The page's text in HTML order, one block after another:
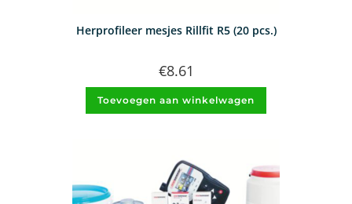
Herprofileer mesjes Rillfit R5 (20 pcs.)
€8.61
Toevoegen aan winkelwagen